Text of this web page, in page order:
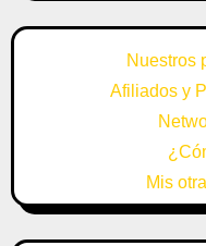
Nuestros
Afiliados y
Mis